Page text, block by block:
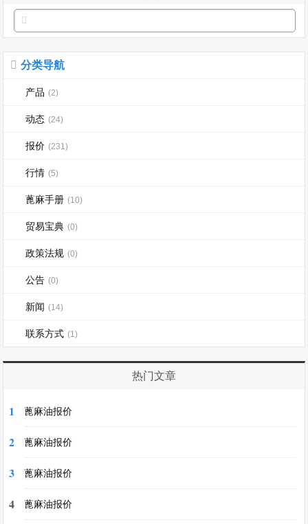
分类导航
产品 (2)
动态 (24)
报价 (231)
行情 (5)
蓖麻手册 (10)
贸易宝典 (0)
政策法规 (0)
公告 (0)
新闻 (14)
联系方式 (1)
热门文章
1 蓖麻油报价
2 蓖麻油报价
3 蓖麻油报价
4 蓖麻油报价